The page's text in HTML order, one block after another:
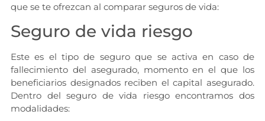
que se te ofrezcan al comparar seguros de vida:
Seguro de vida riesgo
Este es el tipo de seguro que se activa en caso de
fallecimiento del asegurado, momento en el que los
beneficiarios designados reciben el capital asegurado.
Dentro del seguro de vida riesgo encontramos dos
modalidades: